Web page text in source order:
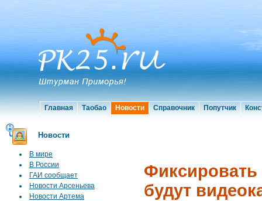
Главная Таобао Новости Справочник Попутчик
Новости
В мире
В России
ГАИ сообщает
Новости Арсеньева
Новости Артема
будут